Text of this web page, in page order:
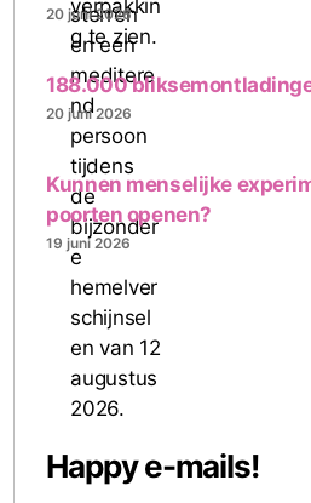
20 juni 2026
188.000
20 juni 2026
Kunnen menselijke
poorten openen?
19 juni 2026
Happy e-mails!